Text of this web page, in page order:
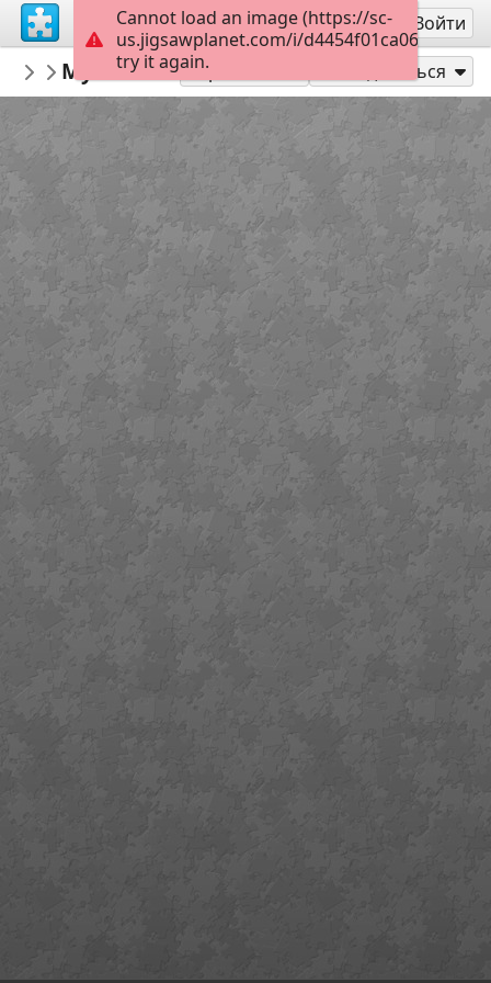
Регистрация Войти
PogorelovTales
Казкові пазли
Музична качечка
Играть как Поделиться
Cannot load an image (https://sc-
us.jigsawplanet.com/i/
try it again.